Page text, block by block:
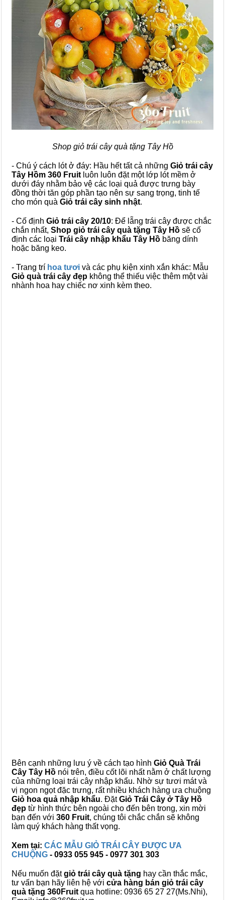
Shop giỏ trái cây quà tặng Tây Hồ
- Chú ý cách lót ở đáy: Hầu hết tất cả những Giỏ trái cây
Tây Hồm 360 Fruit luôn luôn đặt một lớp lót mềm ở
dưới đáy nhằm bảo vệ các loại quả được trưng bày
đồng thời tăn góp phần tạo nên sự sang trọng, tinh tế
cho món quà Giỏ trái cây sinh nhật.
- Cố định Giỏ trái cây 20/10: Để lẵng trái cây được chắc
chắn nhất, Shop giỏ trái cây quà tặng Tây Hồ sẽ cố
định các loại Trái cây nhập khẩu Tây Hồ băng dính
hoặc băng keo.
- Trang trí hoa tươi và các phụ kiện xinh xắn khác: Mẫu
Giỏ quà trái cây đẹp không thể thiếu việc thêm một vài
nhành hoa hay chiếc nơ xinh kèm theo.
Bên cạnh những lưu ý về cách tạo hình Giỏ Quà Trái
Cây Tây Hồ nói trên, điều cốt lõi nhất nằm ở chất lượng
của những loại trái cây nhập khẩu. Nhờ sự tươi mát và
vị ngon ngọt đặc trưng, rất nhiều khách hàng ưa chuộng
Giỏ hoa quả nhập khẩu. ĐặtGiỏ Trái Cây ở Tây Hồ
đẹp từ hình thức bên ngoài cho đến bên trong, xin mời
bạn đến với 360 Fruit, chúng tôi chắc chắn sẽ không
làm quý khách hàng thất vọng.
Xem tại: CÁC MẪU GIỎ TRÁI CÂY ĐƯỢC ƯA
CHUỘNG - 0933 055 945 - 0977 301 303
Nếu muốn đặtgiỏ trái cây quà tặng hay cần thắc mắc,
tư vấn bạn hãy liên hệ với cửa hàng bán giỏ trái cây
quà tặng 360Fruit qua hotline: 0936 65 27 27(Ms.Nhi),